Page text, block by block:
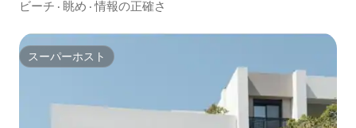
ビーチ · 眺め ·情報の正確さ
スーパーホスト
スーパーホスト